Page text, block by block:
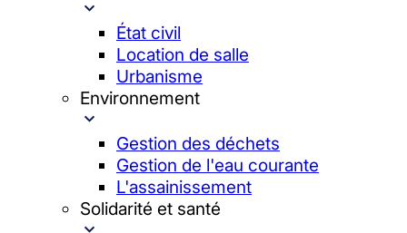
État civil
Location de salle
Urbanisme
Environnement
Gestion des déchets
Gestion de l'eau courante
L'assainissement
Solidarité et santé